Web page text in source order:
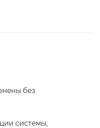
без
системы,